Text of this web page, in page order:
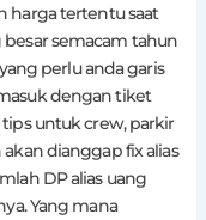
harga tertentu saat
semacam tahun
perlu anda garis
dengan tiket
untuk crew, parkir
dianggap fix alias
DP alias uang
Yang mana